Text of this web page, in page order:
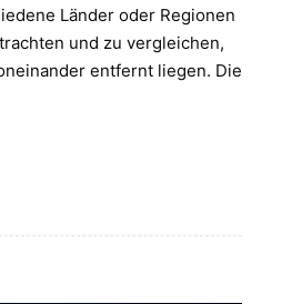
Länder oder Regionen
und zu vergleichen,
entfernt liegen. Die